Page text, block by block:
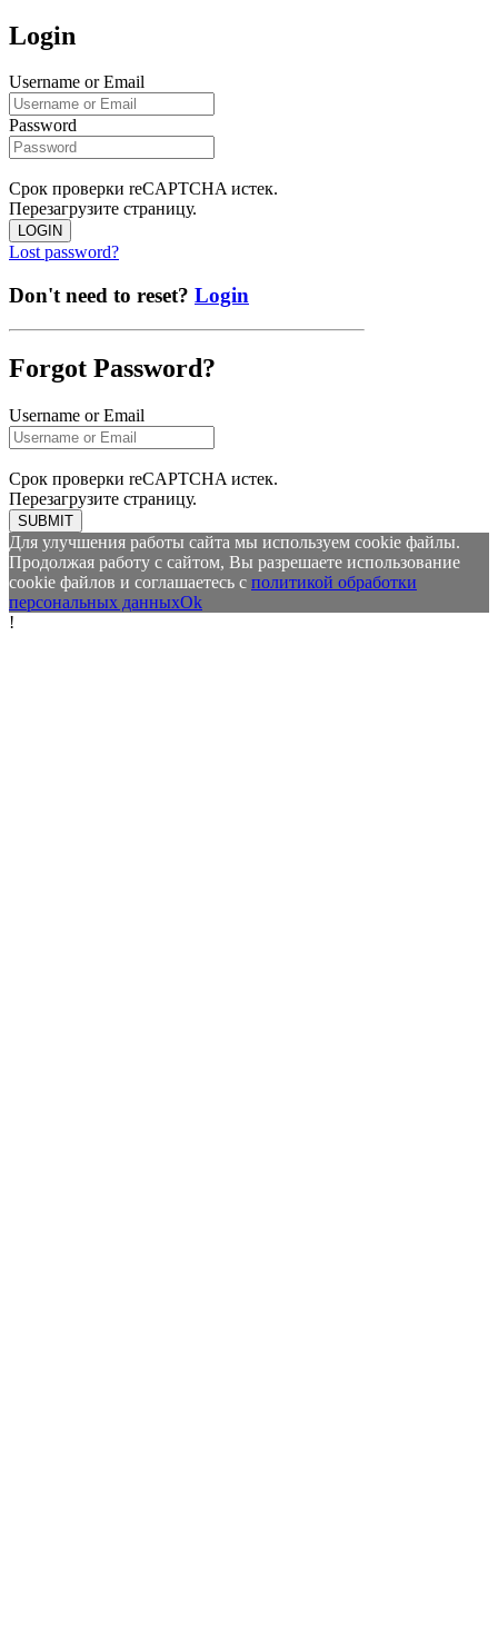
Login
Username or Email
Password
Срок проверки reCAPTCHA истек.
Перезагрузите страницу.
LOGIN
Lost password?
Don't need to reset? Login
Forgot Password?
Username or Email
Срок проверки reCAPTCHA истек.
Перезагрузите страницу.
SUBMIT
Для улучшения работы сайта мы используем cookie файлы.
Продолжая работу с сайтом, Вы разрешаете использование
cookie файлов и соглашаетесь с политикой обработки
персональных данныхOk
!